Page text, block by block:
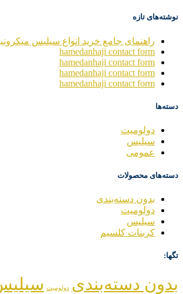
نوشته‌های تازه
راهنمای جامع خرید انواع سیلیس
hamedanhaji contact form
hamedanhaji contact form
hamedanhaji contact form
hamedanhaji contact form
دسته‌ها
دولومیت
سیلیس
عمومی
دسته‌های محصولات
بدون دسته‌بندی
دولومیت
سیلیس
کربنات کلسیم
تگها:
بدون دسته‌بندی دولومیت